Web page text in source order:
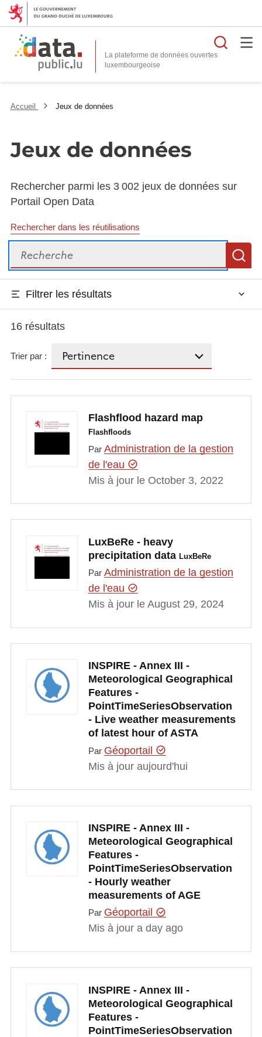
La plateforme de données ouvertes
Accueil Jeux de données
Jeux de données
Rechercher parmi les 3 002 jeux de données sur
Portail Open Data
Rechercher dans les réutilisations
Recherche
Filtrer les résultats
16 résultats
Trier par :
Flashflood hazard map
Flashfloods
Par Administration de la gestion
de l'eau
Mis à jour le October 3, 2022
LuxBeRe - heavy
precipitation data LuxBeRe
Par Administration de la gestion
de l'eau
Mis à jour le August 29, 2024
INSPIRE - Annex III -
Meteorological Geographical
Features -
PointTimeSeriesObservation
- Live weather measurements
of latest hour of ASTA
Par Géoportail
Mis à jour aujourd'hui
INSPIRE - Annex III -
Meteorological Geographical
Features -
PointTimeSeriesObservation
- Hourly weather
measurements of AGE
Par Géoportail
Mis à jour a day ago
INSPIRE - Annex III -
Meteorological Geographical
Features -
PointTimeSeriesObservation